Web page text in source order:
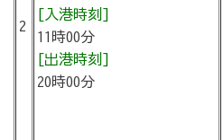
2
[入港時刻]
11時00分
[出港時刻]
20時00分